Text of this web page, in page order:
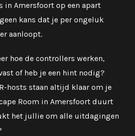
in Amersfoort op een apart
kans dat je per ongeluk
aanloopt.
hoe de controllers werken,
of heb je een hint nodig?
hosts staan altijd klaar om je
Room in Amersfoort duurt
het jullie om alle uitdagingen